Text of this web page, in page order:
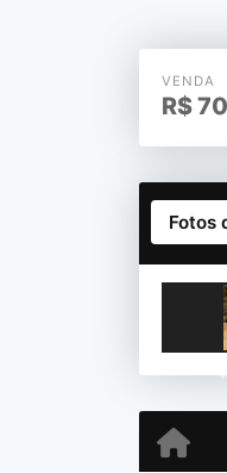
VENDA
R$
Fotos